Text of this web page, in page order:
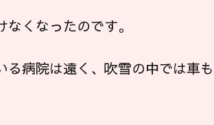
くなったのです。
病院は遠く、吹雪の中では車も